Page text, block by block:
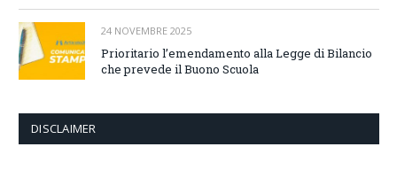
24 NOVEMBRE 2025
Prioritario l’emendamento alla Legge di Bilancio
che prevede il Buono Scuola
DISCLAIMER